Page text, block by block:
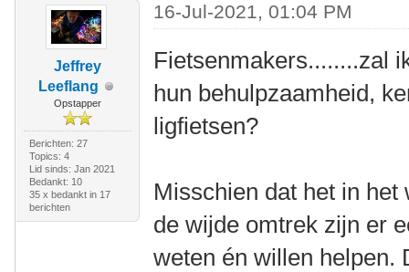
Jeffrey
Leeflang
Opstapper
Berichten: 27
Topics: 4
Lid sinds: Jan 2021
Bedankt: 10
35 x bedankt in 17
berichten
16-Jul-2021, 01:04 PM
Fietsenmakers........zal
hun behulpzaamheid,
ligfietsen?
Misschien dat het in
de wijde omtrek zijn er
weten én willen helpen.